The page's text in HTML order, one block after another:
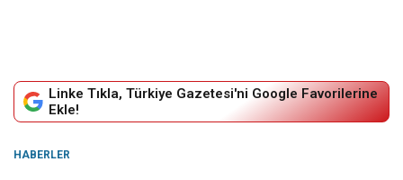
Linke Tıkla, Türkiye Gazetesi'ni Google Favorilerine
Ekle!
HABERLER